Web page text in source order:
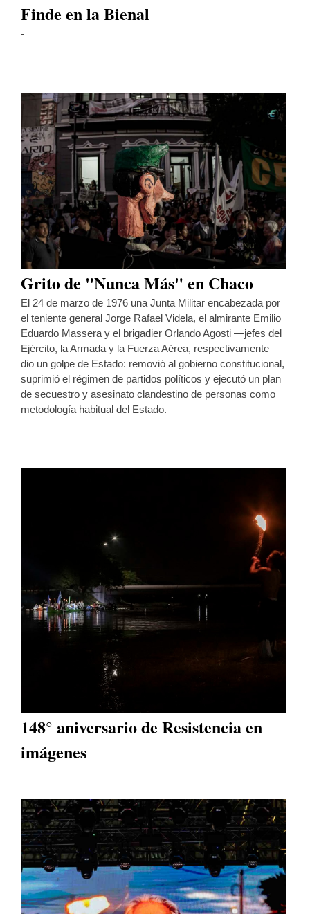
Finde en la Bienal
-
Grito de "Nunca Más" en Chaco
El 24 de marzo de 1976 una Junta Militar encabezada por
el teniente general Jorge Rafael Videla, el almirante Emilio
Eduardo Massera y el brigadier Orlando Agosti —jefes del
Ejército, la Armada y la Fuerza Aérea, respectivamente—
dio un golpe de Estado: removió al gobierno constitucional,
suprimió el régimen de partidos políticos y ejecutó un plan
de secuestro y asesinato clandestino de personas como
metodología habitual del Estado.
148° aniversario de Resistencia en
imágenes